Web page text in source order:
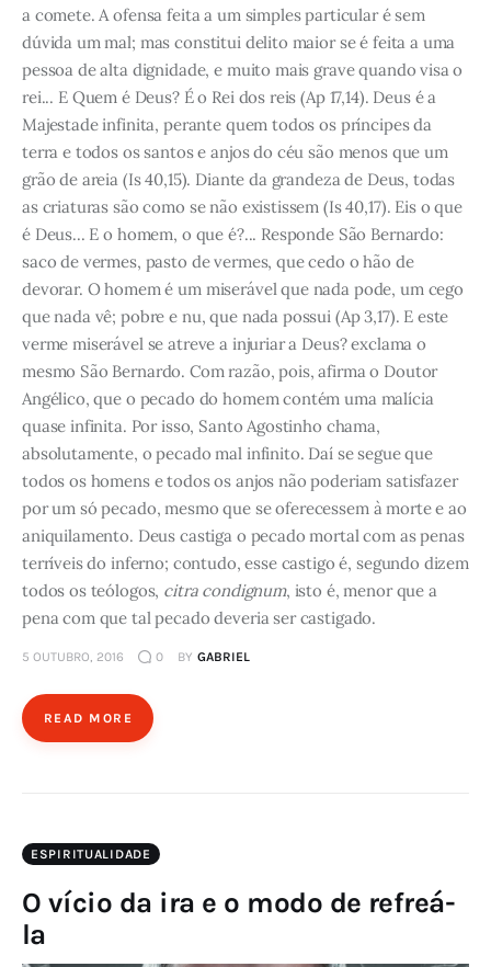
a comete. A ofensa feita a um simples particular é sem
dúvida um mal; mas constitui delito maior se é feita a uma
pessoa de alta dignidade, e muito mais grave quando visa o
rei... E Quem é Deus? É o Rei dos reis (Ap 17,14). Deus é a
Majestade infinita, perante quem todos os príncipes da
terra e todos os santos e anjos do céu são menos que um
grão de areia (Is 40,15). Diante da grandeza de Deus, todas
as criaturas são como se não existissem (Is 40,17). Eis o que
é Deus... E o homem, o que é?... Responde São Bernardo:
saco de vermes, pasto de vermes, que cedo o hão de
devorar. O homem é um miserável que nada pode, um cego
que nada vê; pobre e nu, que nada possui (Ap 3,17). E este
verme miserável se atreve a injuriar a Deus? exclama o
mesmo São Bernardo. Com razão, pois, afirma o Doutor
Angélico, que o pecado do homem contém uma malícia
quase infinita. Por isso, Santo Agostinho chama,
absolutamente, o pecado mal infinito. Daí se segue que
todos os homens e todos os anjos não poderiam satisfazer
por um só pecado, mesmo que se oferecessem à morte e ao
aniquilamento. Deus castiga o pecado mortal com as penas
terríveis do inferno; contudo, esse castigo é, segundo dizem
todos os teólogos, citra condignum, isto é, menor que a
pena com que tal pecado deveria ser castigado.
5 OUTUBRO, 2016 0 BY GABRIEL
READ MORE
ESPIRITUALIDADE
O vício da ira e o modo de refreá-
la